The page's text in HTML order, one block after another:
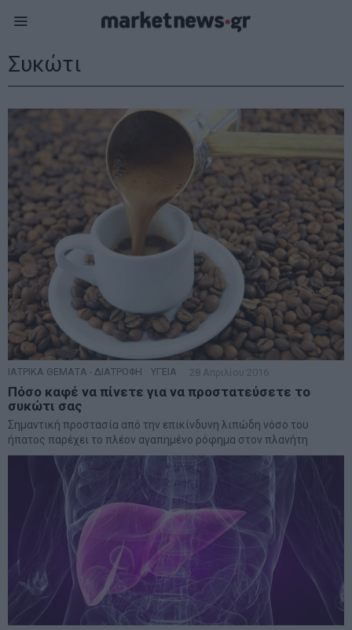
Συκώτι
ΙΑΤΡΙΚΑ ΘΕΜΑΤΑ - ΔΙΑΤΡΟΦΗ ΥΓΕΙΑ 28 Απριλίου 2016
Πόσο καφέ να πίνετε για να προστατεύσετε το
συκώτι σας
Σημαντική προστασία από την επικίνδυνη λιπώδη νόσο του
ήπατος παρέχει το πλέον αγαπημένο ρόφημα στον πλανήτη